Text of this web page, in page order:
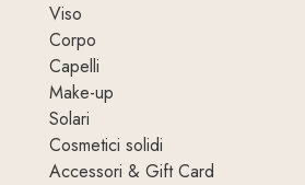
Viso
Corpo
Capelli
Make-up
Solari
Cosmetici solidi
Accessori & Gift Card